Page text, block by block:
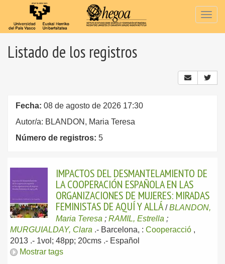
Listado de los registros
Fecha: 08 de agosto de 2026 17:30
Autor/a: BLANDON, Maria Teresa
Número de registros: 5
IMPACTOS DEL DESMANTELAMIENTO DE
LA COOPERACIÓN ESPAÑOLA EN LAS
ORGANIZACIONES DE MUJERES: MIRADAS
FEMINISTAS DE AQUÍ Y ALLÁ /BLANDON,
Maria Teresa ; RAMIL, Estrella ;
MURGUIALDAY, Clara .- Barcelona, : Cooperacció ,
2013 .- 1vol; 48pp; 20cms .- Español
Mostrar tags